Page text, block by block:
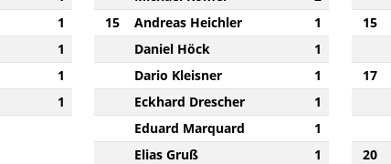
1
1
1
1
15
Andreas Heichler
1
Daniel Höck
1
Dario Kleisner
1
Eckhard Drescher
1
Eduard Marquard
1
Elias Gruß
1
15
17
20